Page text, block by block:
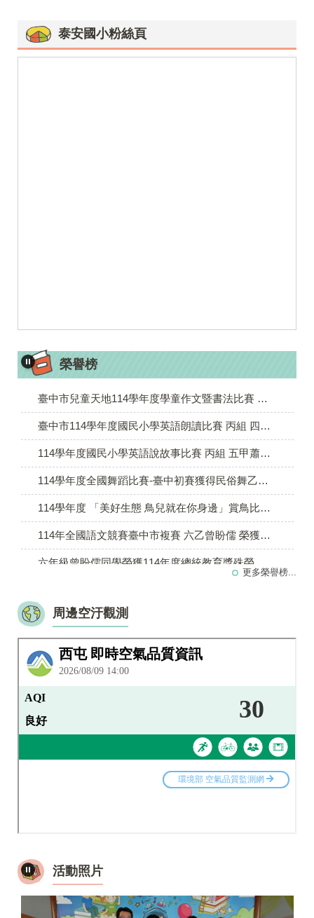
泰安國小粉絲頁
榮譽榜
115年臺中市語文競賽(初賽第6區) 作文 五甲陳禹彤 榮獲第四名
臺中市兒童天地114學年度學童作文暨書法比賽 六年級組 六乙曾盼儒 榮獲第二名
臺中市114學年度國民小學英語朗讀比賽 丙組 四乙陳泓睿 榮獲第五名
114學年度國民小學英語說故事比賽 丙組 五甲蕭百恬 榮獲佳作
114學年度全國舞蹈比賽-臺中初賽獲得民俗舞乙組甲等
114學年度 「美好生態 鳥兒就在你身邊」賞鳥比賽 張宸睿 張睿宸 黃貫宸 蕭靖恩 華禹捷 陳弘睿 榮獲第四名
114年全國語文競賽臺中市複賽 六乙曾盼儒 榮獲作文優等
六年級曾盼儒同學榮獲114年度總統教育獎殊榮
114年度臺中市資訊應用競賽 英文打字組 六甲賴仲祤 榮獲佳作
114年度臺中市資訊應用競賽 電腦繪圖組 四乙鄭思妘 榮獲佳作
114年度臺中市資訊應用競賽 電腦繪圖組 六甲廖子瑜 榮獲佳作
114年度臺中市資訊應用競賽 scratch創意設計組 五乙 張睿宸 榮獲優等
更多榮譽榜...
周邊空汙觀測
活動照片